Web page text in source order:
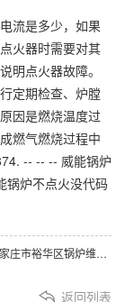
流是多少，如果
火器时需要对其
明点火器故障。
定期检查、炉膛
因是燃烧温度过
燃气燃烧过程中
-- -- -- 威能锅炉
锅炉不点火没代码
下一篇：诺科石家庄市裕华区锅炉维修电话：博世锅炉面板打开方法详解，故障排除方法与解决方法
返回列表